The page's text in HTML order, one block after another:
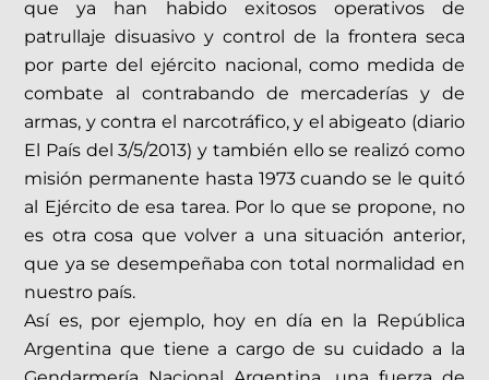
que ya han habido exitosos operativos de
patrullaje disuasivo y control de la frontera seca
por parte del ejército nacional, como medida de
combate al contrabando de mercaderías y de
armas, y contra el narcotráfico, y el abigeato (diario
El País del 3/5/2013) y también ello se realizó como
misión permanente hasta 1973 cuando se le quitó
al Ejército de esa tarea. Por lo que se propone, no
es otra cosa que volver a una situación anterior,
que ya se desempeñaba con total normalidad en
nuestro país.
Así es, por ejemplo, hoy en día en la República
Argentina que tiene a cargo de su cuidado a la